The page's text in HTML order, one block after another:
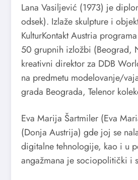
Lana Vasiljević (1973) je
odsek). Izlaže skulpture i
KulturKontakt Austria
50 grupnih izložbi (Beograd,
kreativni direktor za DDB
na predmetu modelovanje/
grada Beograda, Telenor
Eva Marija Šartmiler (Eva
(Donja Austrija) gde joj se
digitalne tehnologije, kao i u
angažmana je sociopolitički i